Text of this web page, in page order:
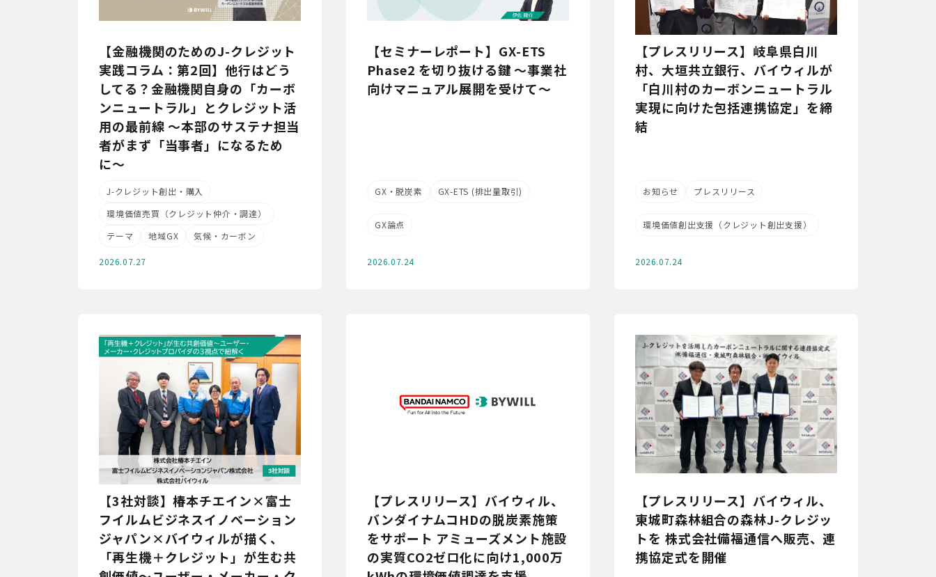
【金融機関のためのJ-クレジット
実践コラム：第2回】他行はどう
してる？金融機関自身の「カーボ
ンニュートラル」とクレジット活
用の最前線 〜本部のサステナ担当
者がまず「当事者」になるため
に〜
J-クレジット創出・購入
環境価値売買（クレジット仲介・調達）
テーマ
地域GX 気候・カーボン
2026.07.27
【セミナーレポート】GX-ETS
Phase2 を切り抜ける鍵 ～事業社
向けマニュアル展開を受けて～
GX・脱炭素 GX-ETS (排出量取引)
GX論点
2026.07.24
【プレスリリース】岐阜県白川
村、大垣共立銀行、バイウィルが
「白川村のカーボンニュートラル
実現に向けた包括連携協定」を締
結
お知らせ プレスリリース
環境価値創出支援（クレジット創出支援）
2026.07.24
【3社対談】椿本チエイン×富士
フイルムビジネスイノベーション
ジャパン×バイウィルが描く、
「再生機＋クレジット」が生む共
【プレスリリース】バイウィル、
バンダイナムコHDの脱炭素施策
をサポート アミューズメント施設
の実質CO2ゼロ化に向け1,000万
【プレスリリース】バイウィル、
東城町森林組合の森林J-クレジッ
トを 株式会社備福通信へ販売、連
携協定式を開催